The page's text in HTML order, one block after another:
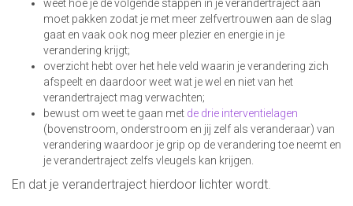
weet hoe je de volgende stappen in je verandertraject aan
moet pakken zodat je met meer zelfvertrouwen aan de slag
gaat en vaak ook nog meer plezier en energie in je
verandering krijgt;
overzicht hebt over het hele veld waarin je verandering zich
afspeelt en daardoor weet wat je wel en niet van het
verandertraject mag verwachten;
bewust om weet te gaan met de drie interventielagen
(bovenstroom, onderstroom en jij zelf als veranderaar) van
verandering waardoor je grip op de verandering toe neemt en
je verandertraject zelfs vleugels kan krijgen.
En dat je verandertraject hierdoor lichter wordt.